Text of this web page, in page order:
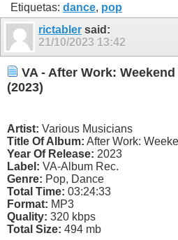
Etiquetas: dance, pop
rictabler said:
21/10/2023 13:42
VA - After Work:
(2023)
Artist: Various Musicians
Title Of Album: After Work:
Year Of Release: 2023
Label: VA-Album Rec.
Genre: Pop, Dance
Total Time: 03:24:33
Format: MP3
Quality: 320 kbps
Total Size: 494 mb